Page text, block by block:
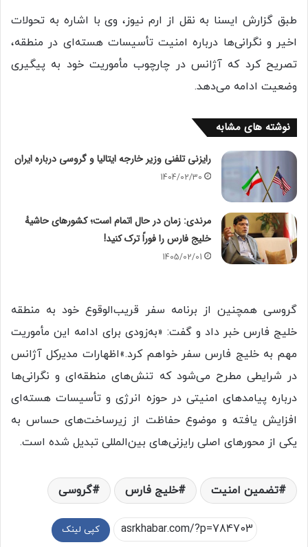
طبق گزارش ایسنا به نقل از ارم نیوز، وی با اشاره به تحولات
اخیر و نگرانی‌ها درباره امنیت تأسیسات هسته‌ای در منطقه،
تصریح کرد که آژانس در چارچوب مأموریت خود به پیگیری
وضعیت ادامه می‌دهد.
نوشته های مشابه
رایزنی تلفنی وزیر خارجه ایتالیا و گروسی درباره ایران
1404/02/30
مرندی: زمان در حال اتمام است؛ کشورهای حاشیهٔ
خلیج فارس را فوراً ترک کنید!
1405/02/01
گروسی همچنین از برنامه سفر قریب‌الوقوع خود به منطقه
خلیج فارس خبر داد و گفت: «به‌زودی برای ادامه این مأموریت
مهم به خلیج فارس سفر خواهم کرد.»اظهارات مدیرکل آژانس
در شرایطی مطرح می‌شود که تنش‌های منطقه‌ای و نگرانی‌ها
درباره پیامدهای امنیتی در حوزه انرژی و تأسیسات هسته‌ای
افزایش یافته و موضوع حفاظت از زیرساخت‌های حساس به
یکی از محورهای اصلی رایزنی‌های بین‌المللی تبدیل شده است.
تضمین امنیت خلیج فارس گروسی
کپی لینک